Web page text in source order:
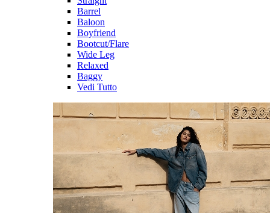
Barrel
Baloon
Boyfriend
Bootcut/Flare
Wide Leg
Relaxed
Baggy
Vedi Tutto